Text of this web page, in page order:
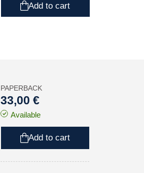
Add to cart
PAPERBACK
33,00 €
Available
Add to cart